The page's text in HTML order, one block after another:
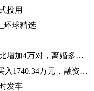
投用
环球精选
一季度全国婚姻数据：结婚登记同比增加4万对，离婚多了12万对
世界信息:中钢国际：6月26日融资买入1740.34万元，融资融券余额2.76亿元
发车